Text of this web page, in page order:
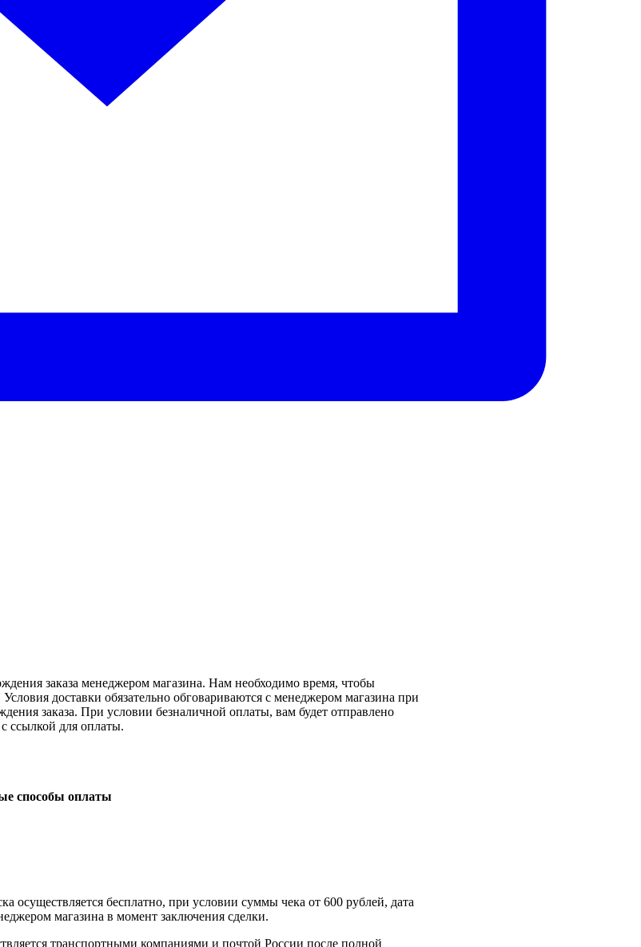
заказа менеджером магазина. Нам необходимо время, чтобы
доставки обязательно обговариваются с менеджером магазина при
заказа. При условии безналичной оплаты, вам будет отправлено
ссылкой для оплаты.
способы оплаты
осуществляется бесплатно, при условии суммы чека от 600 рублей, дата
магазина в момент заключения сделки.
транспортными компаниями и почтой России после полной